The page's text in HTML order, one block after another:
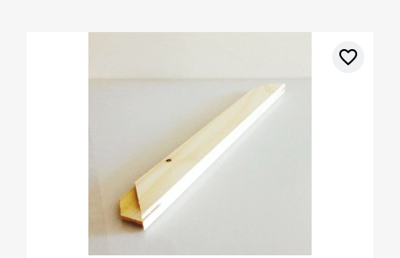
favorite_border